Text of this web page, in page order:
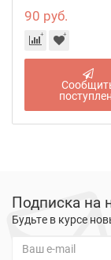
90 руб.
Подписка на
Будьте в курсе